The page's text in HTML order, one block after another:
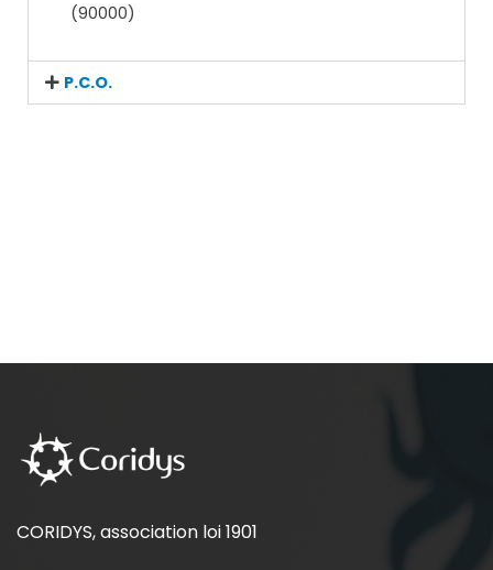
(90000)
P.C.O.
CORIDYS, association loi 1901